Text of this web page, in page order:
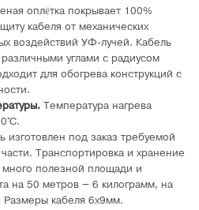
оплётка покрывает 100%
кабеля от механических
воздействий УФ-лучей. Кабель
углами с радиусом
для обогрева конструкций с
Температура нагрева
изготовлен под заказ требуемой
Транспортировка и хранение
полезной площади и
на 50 метров – 6 килограмм, на
кабеля 6х9мм.